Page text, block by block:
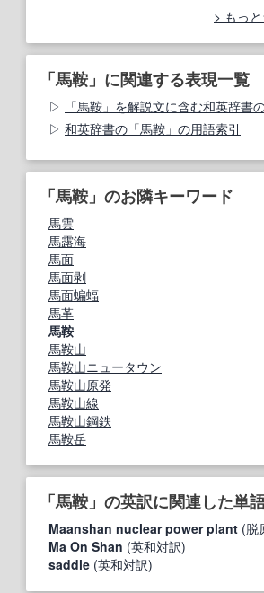
もっ
「馬鞍」に関連する表現一覧
「馬鞍」を解説文に含む和英辞書
和英辞書の「馬鞍」の用語索引
「馬鞍」のお隣キーワード
馬雲
馬露海
馬面
馬面剥
馬面蝙蝠
馬革
馬鞍
馬鞍山
馬鞍山ニュータウン
馬鞍山原発
馬鞍山線
馬鞍山鋼鉄
馬鞍岳
「馬鞍」の英訳に関連した単
Maanshan nuclear power plant (脱
Ma On Shan (英和対訳)
saddle (英和対訳)